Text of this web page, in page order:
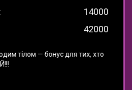
14000
42000
тілом — бонус для тих, хто